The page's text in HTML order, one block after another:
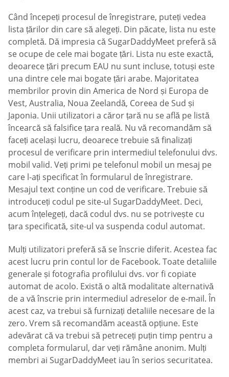
Când începeți procesul de înregistrare, puteți vedea
lista țărilor din care să alegeți. Din păcate, lista nu este
completă. Dă impresia că SugarDaddyMeet preferă să
se ocupe de cele mai bogate țări. Lista nu este exactă,
deoarece țări precum EAU nu sunt incluse, totuși este
una dintre cele mai bogate țări arabe. Majoritatea
membrilor provin din America de Nord și Europa de
Vest, Australia, Noua Zeelandă, Coreea de Sud și
Japonia. Unii utilizatori a căror țară nu se află pe listă
încearcă să falsifice țara reală. Nu vă recomandăm să
faceți același lucru, deoarece trebuie să finalizați
procesul de verificare prin intermediul telefonului dvs.
mobil valid. Veți primi pe telefonul mobil un mesaj pe
care l-ați specificat în formularul de înregistrare.
Mesajul text conține un cod de verificare. Trebuie să
introduceți codul pe site-ul SugarDaddyMeet. Deci,
acum înțelegeți, dacă codul dvs. nu se potrivește cu
țara specificată, site-ul va suspenda codul automat.
Mulți utilizatori preferă să se înscrie diferit. Acestea fac
acest lucru prin contul lor de Facebook. Toate detaliile
generale și fotografia profilului dvs. vor fi copiate
automat de acolo. Există o altă modalitate alternativă
de a vă înscrie prin intermediul adreselor de e-mail. În
acest caz, va trebui să furnizați detaliile necesare de la
zero. Vrem să recomandăm această opțiune. Este
adevărat că va trebui să petreceți puțin timp pentru a
completa formularul, dar veți rămâne anonim. Mulți
membri ai SugarDaddyMeet iau în serios securitatea.